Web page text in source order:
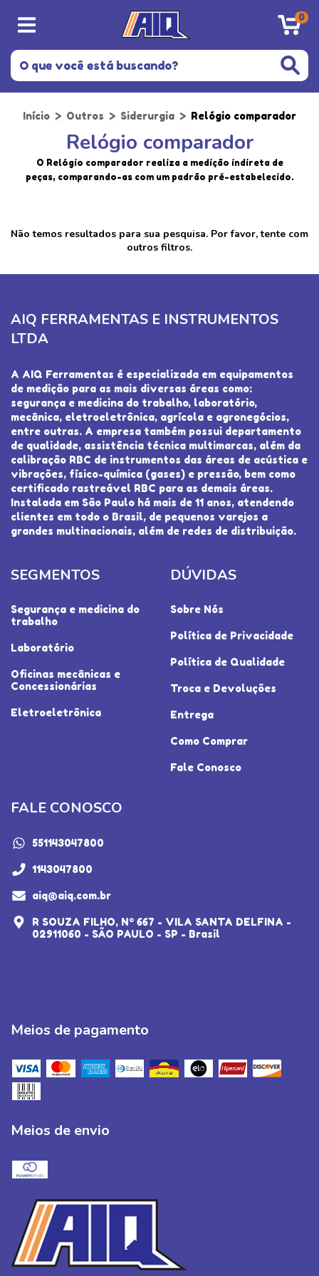
0
Início > Outros > Siderurgia > Relógio comparador
Relógio comparador
O Relógio comparador realiza a medição indireta de
peças, comparando-as com um padrão pré-estabelecido.
Não temos resultados para sua pesquisa. Por favor, tente com
outros filtros.
AIQ FERRAMENTAS E INSTRUMENTOS
LTDA
A AIQ Ferramentas é especializada em equipamentos
de medição para as mais diversas áreas como:
segurança e medicina do trabalho, laboratório,
mecânica, eletroeletrônica, agrícola e agronegócios,
entre outras. A empresa também possui departamento
de qualidade, assistência técnica multimarcas, além da
calibração RBC de instrumentos das áreas de acústica e
vibrações, físico-química (gases) e pressão, bem como
certificado rastreável RBC para as demais áreas.
Instalada em São Paulo há mais de 11 anos, atendendo
clientes em todo o Brasil, de pequenos varejos a
grandes multinacionais, além de redes de distribuição.
SEGMENTOS
Segurança e medicina do
trabalho
Laboratório
Oficinas mecânicas e
Concessionárias
Eletroeletrônica
DÚVIDAS
Sobre Nós
Política de Privacidade
Política de Qualidade
Troca e Devoluções
Entrega
Como Comprar
Fale Conosco
FALE CONOSCO
551143047800
1143047800
aiq@aiq.com.br
R SOUZA FILHO, Nº 667 - VILA SANTA DELFINA -
02911060 - SÃO PAULO - SP - Brasil
Meios de pagamento
Meios de envio